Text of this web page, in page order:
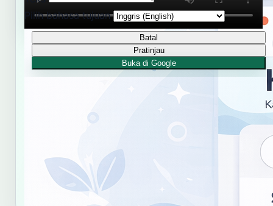
Pilih bahasa tujuan
Batal
Pratinjau
Buka di Google
lambang, lambang gantung
RUJUKAN RESMI KBJI
Kamus Bahasa Jawa-Indonesia Balai
Bahasa Provinsi Daerah Istimewa
Salin tautan
Salin sitasi